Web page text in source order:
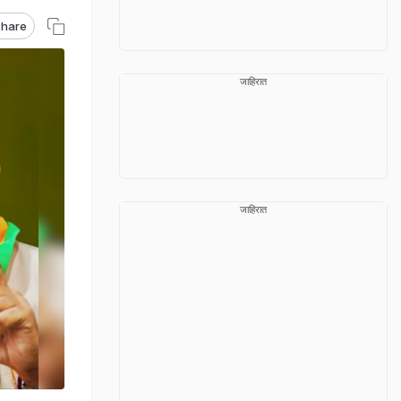
जाहिरात
जाहिरात